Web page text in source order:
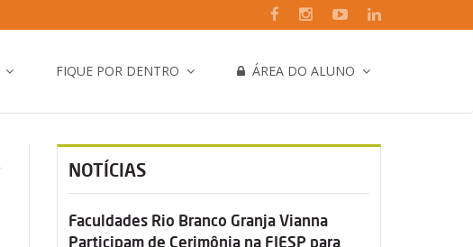
FIQUE POR DENTRO ÁREA DO ALUNO
NOTÍCIAS
Faculdades Rio Branco Granja Vianna
Participam de Cerimônia na FIESP para